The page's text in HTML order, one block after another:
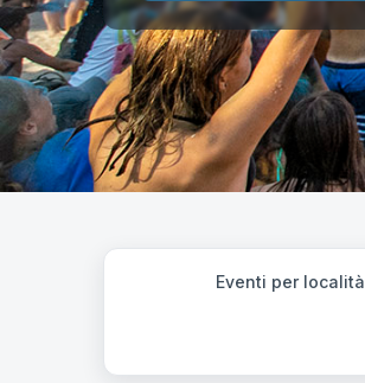
Eventi per località